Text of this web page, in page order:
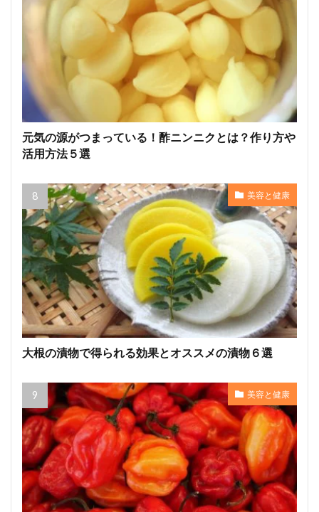
元気の源がつまっている！酢ニンニクとは？作り方や
活用方法５選
美容と健康
大根の漬物で得られる効果とオススメの漬物６選
美容と健康